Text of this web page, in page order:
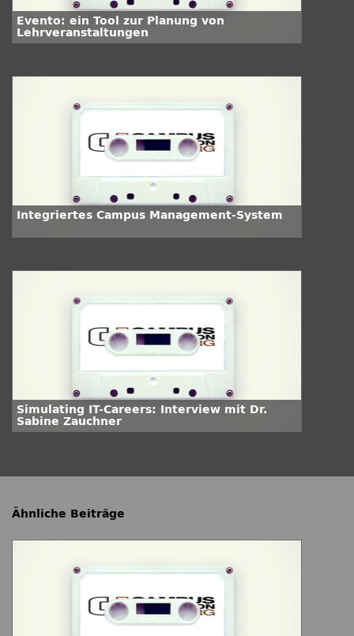
Evento: ein Tool zur Planung von
Lehrveranstaltungen
Integriertes Campus Management-System
Simulating IT-Careers: Interview mit Dr.
Sabine Zauchner
Ähnliche Beiträge